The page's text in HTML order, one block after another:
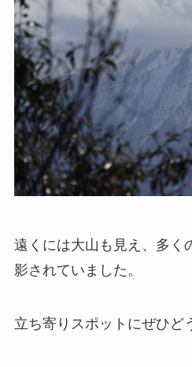
遠くには大山も見え、多く
影されていました。
立ち寄りスポットにぜひど